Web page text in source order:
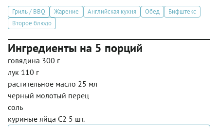
Гриль / BBQ Жарение Английская кухня Обед
Бифштекс
Второе блюдо
Ингредиенты на 5 порций
говядина 300 г
лук 110 г
растительное масло 25 мл
черный молотый перец
соль
куриные яйца С2 5 шт.